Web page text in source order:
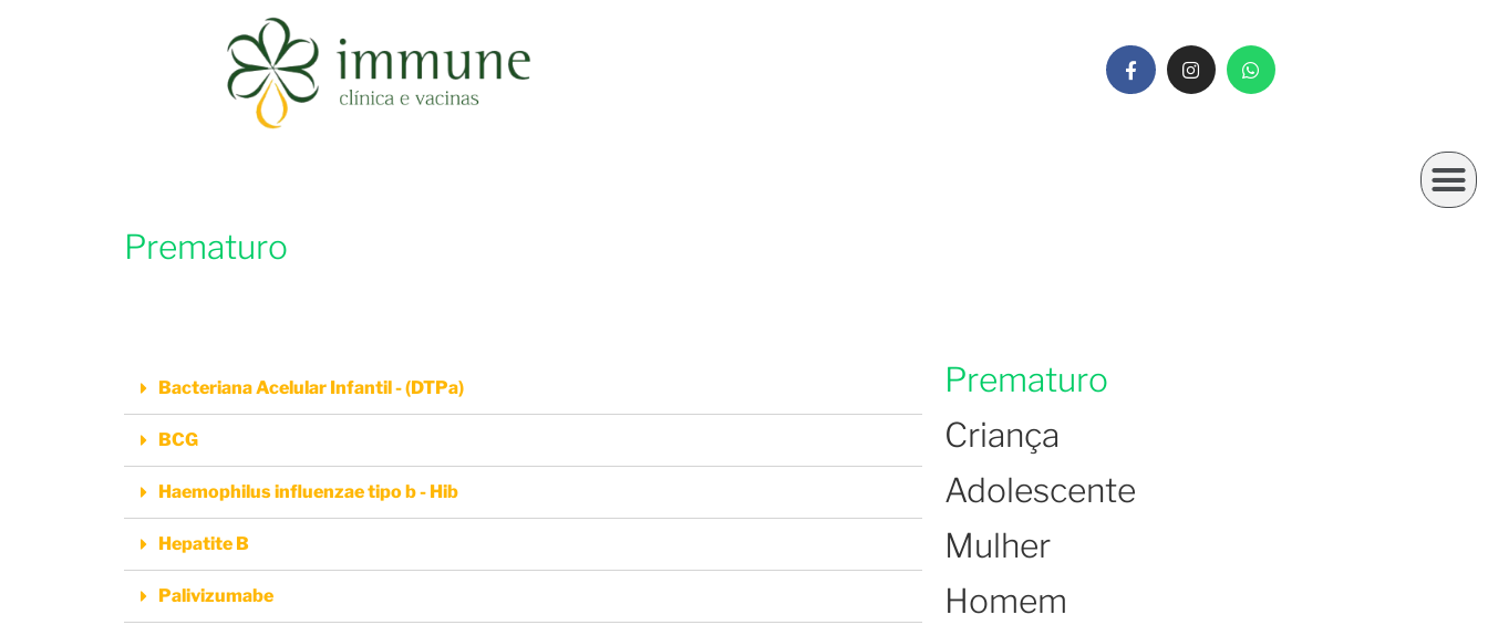
Prematuro
Bacteriana Acelular Infantil - (DTPa)
BCG
Haemophilus influenzae tipo b - Hib
Hepatite B
Palivizumabe
Prematuro
Criança
Adolescente
Mulher
Homem